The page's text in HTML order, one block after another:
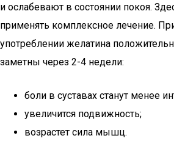
и ослабевают в состоянии покоя.
применять комплексное лечение.
употреблении желатина
заметны через 2-4 недели:
боли в суставах станут менее
увеличится подвижность;
возрастет сила мышц.